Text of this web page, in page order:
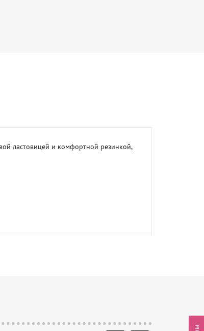
ластовицей и комфортной резинкой,